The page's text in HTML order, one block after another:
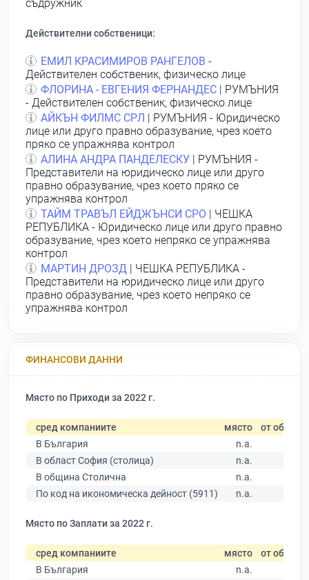
съдружник
Действителни собственици:
ЕМИЛ КРАСИМИРОВ РАНГЕЛОВ -
Действителен собственик, физическо лице
ФЛОРИНА - ЕВГЕНИЯ ФЕРНАНДЕС | РУМЪНИЯ
- Действителен собственик, физическо лице
АЙКЪН ФИЛМС СРЛ
| РУМЪНИЯ - Юридическо
лице или друго правно образувание, чрез което
пряко се упражнява контрол
АЛИНА АНДРА ПАНДЕЛЕСКУ | РУМЪНИЯ -
Представители на юридическо лице или друго
правно образувание, чрез което пряко се
упражнява контрол
ТАЙМ ТРАВЪЛ ЕЙДЖЪНСИ СРО | ЧЕШКА
РЕПУБЛИКА - Юридическо лице или друго правно
образувание, чрез което непряко се упражнява
контрол
МАРТИН ДРОЗД | ЧЕШКА РЕПУБЛИКА -
Представители на юридическо лице или друго
правно образувание, чрез което непряко се
упражнява контрол
ФИНАНСОВИ ДАННИ
Място по Приходи за 2022 г.
сред компаниите място от общо
В България
n.a.
В област София (столица)
n.a.
В община Столична
n.a.
По код на икономическа дейност (5911)
n.a.
Място по Заплати за 2022 г.
сред компаниите място от общо
В България
n.a.